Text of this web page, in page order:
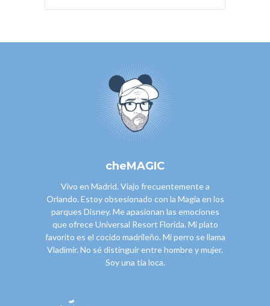
cheMAGIC
Vivo en Madrid. Viajo frecuentemente a
Orlando. Estoy obsesionado con la Magia en los
parques Disney. Me apasionan las emociones
que ofrece Universal Resort Florida. Mi plato
favorito es el cocido madrileño. Mi perro se llama
Vladimir. No sé distinguir entre hombre y mujer.
Soy una tía loca.